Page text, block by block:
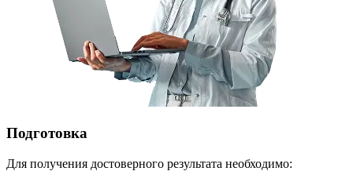
Подготовка
Для получения достоверного результата необходимо: